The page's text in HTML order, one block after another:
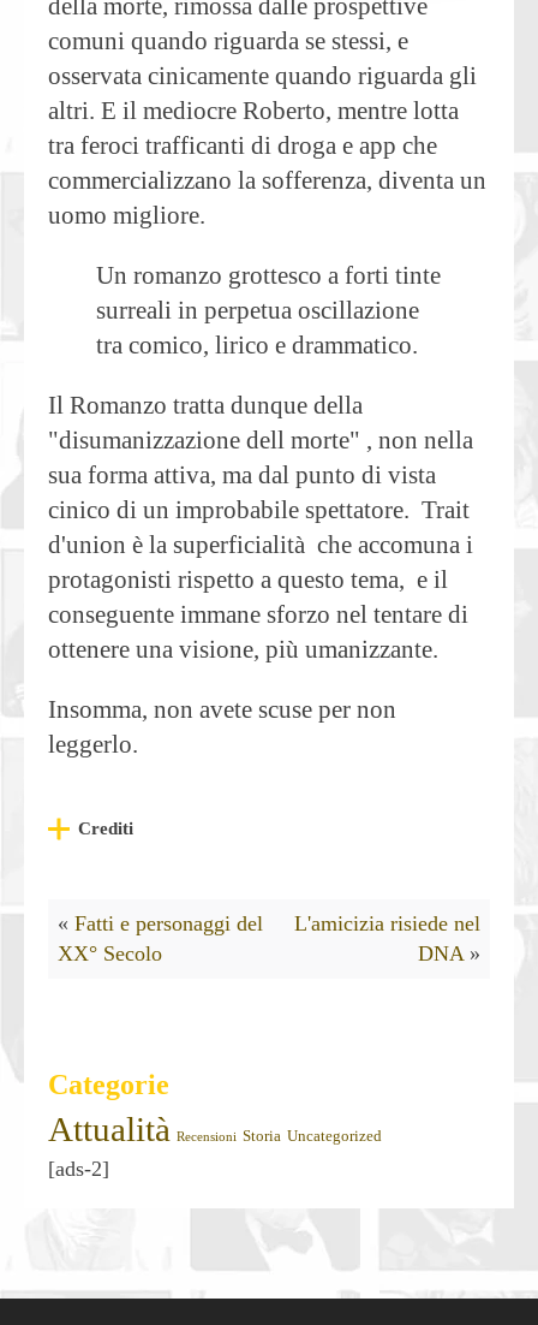
della morte, rimossa dalle prospettive
comuni quando riguarda se stessi, e
osservata cinicamente quando riguarda gli
altri. E il mediocre Roberto, mentre lotta
tra feroci trafficanti di droga e app che
commercializzano la sofferenza, diventa un
uomo migliore.
Un romanzo grottesco a forti tinte
surreali in perpetua oscillazione
tra comico, lirico e drammatico.
Il Romanzo tratta dunque della
"disumanizzazione dell morte" , non nella
sua forma attiva, ma dal punto di vista
cinico di un improbabile spettatore. Trait
d'union è la superficialità che accomuna i
protagonisti rispetto a questo tema, e il
conseguente immane sforzo nel tentare di
ottenere una visione, più umanizzante.
Insomma, non avete scuse per non
leggerlo.
Crediti
« Fatti e personaggi del
XX° Secolo
L'amicizia risiede nel
DNA »
Categorie
Attualità Recensioni Storia Uncategorized
[ads-2]